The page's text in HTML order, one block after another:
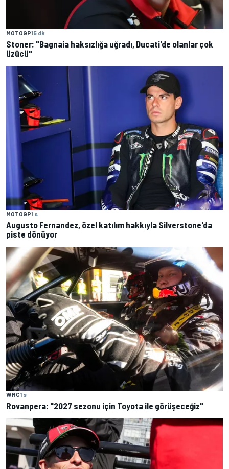
MOTOGP15 dk
Stoner: "Bagnaia haksızlığa uğradı, Ducati'de olanlar çok
üzücü"
MOTOGP1 s
Augusto Fernandez, özel katılım hakkıyla Silverstone'da
piste dönüyor
WRC1 s
Rovanpera: "2027 sezonu için Toyota ile görüşeceğiz"